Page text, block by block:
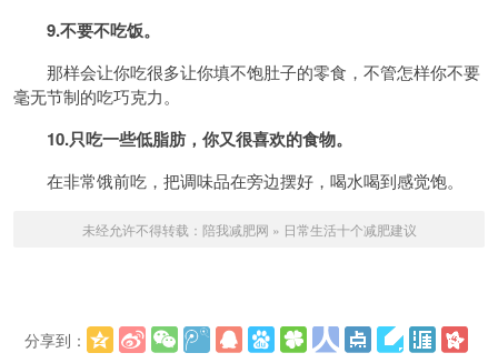
9.不要不吃饭。
那样会让你吃很多让你填不饱肚子的零食，不管怎样你不要
毫无节制的吃巧克力。
10.只吃一些低脂肪，你又很喜欢的食物。
在非常饿前吃，把调味品在旁边摆好，喝水喝到感觉饱。
未经允许不得转载： 陪我减肥网 » 日常生活十个减肥建议
分享到：